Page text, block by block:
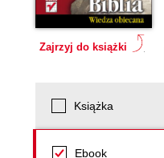
Zajrzyj do książki
Książka
Ebook